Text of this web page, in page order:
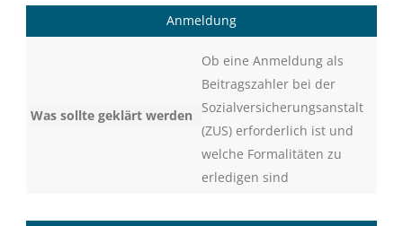
Anmeldung
Ob eine Anmeldung als
Beitragszahler bei der
Sozialversicherungsanstalt
(ZUS) erforderlich ist und
welche Formalitäten zu
erledigen sind